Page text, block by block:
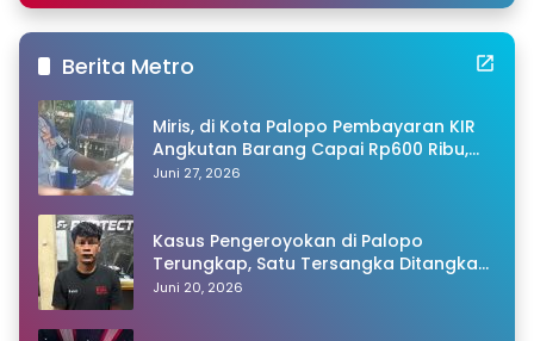
Berita Metro
Miris, di Kota Palopo Pembayaran KIR
Angkutan Barang Capai Rp600 Ribu,
Warganet Pertanyakan Dugaan Pungli
Juni 27, 2026
Kasus Pengeroyokan di Palopo
Terungkap, Satu Tersangka Ditangkap
Polisi
Juni 20, 2026